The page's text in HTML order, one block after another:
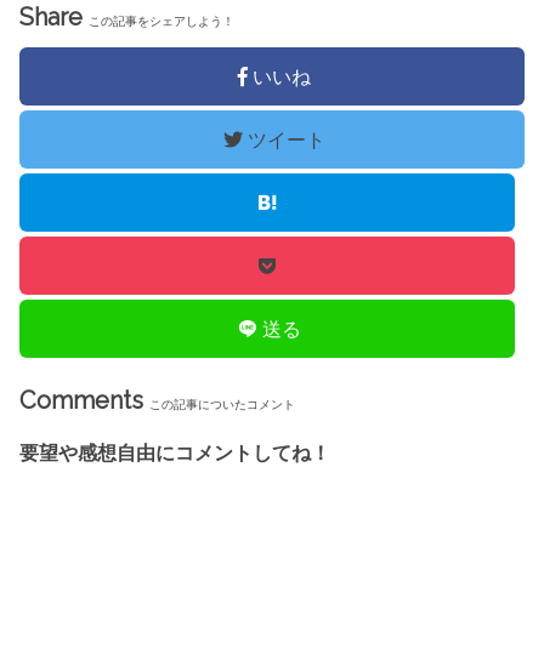
Share この記事をシェアしよう！
いいね
ツイート
送る
Comments この記事についたコメント
要望や感想自由にコメントしてね！